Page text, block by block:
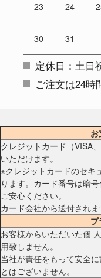
23 24
30 31
定休日：土日
ご注文は24時
クレジットカード（VISA
いただけます。
※クレジットカードのセキ
ります。カード番号は暗
ご安心ください。
カード会社から送付され
お客様からいただいた個
用致しません。
当社が責任をもって安全
とはございません。